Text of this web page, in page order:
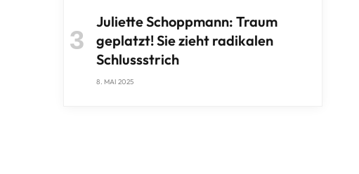
Juliette Schoppmann: Traum
geplatzt! Sie zieht radikalen
Schlussstrich
8. MAI 2025